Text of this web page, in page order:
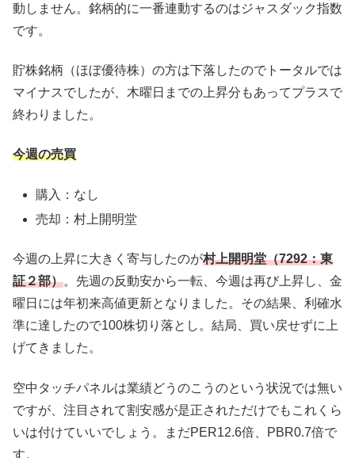
動しません。銘柄的に一番連動するのはジャスダック指数
です。
貯株銘柄（ほぼ優待株）の方は下落したのでトータルでは
マイナスでしたが、木曜日までの上昇分もあってプラスで
終わりました。
今週の売買
購入：なし
売却：村上開明堂
今週の上昇に大きく寄与したのが村上開明堂（7292：東
証２部）。先週の反動安から一転、今週は再び上昇し、金
曜日には年初来高値更新となりました。その結果、利確水
準に達したので100株切り落とし。結局、買い戻せずに上
げてきました。
空中タッチパネルは業績どうのこうのという状況では無い
ですが、注目されて割安感が是正されただけでもこれくら
いは付けていいでしょう。まだPER12.6倍、PBR0.7倍で
す。